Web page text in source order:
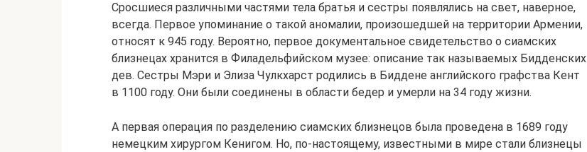
Сросшиеся различными частями тела братья и сестры появлялись на свет, наверное,
всегда. Первое упоминание о такой аномалии, произошедшей на территории Армении,
относят к 945 году. Вероятно, первое документальное свидетельство о сиамских
близнецах хранится в Филадельфийском музее: описание так называемых Бидденских
дев. Сестры Мэри и Элиза Чулкхарст родились в Биддене английского графства Кент
в 1100 году. Они были соединены в области бедер и умерли на 34 году жизни.
А первая операция по разделению сиамских близнецов была проведена в 1689 году
немецким хирургом Кенигом. Но, по-настоящему, известными в мире стали близнецы